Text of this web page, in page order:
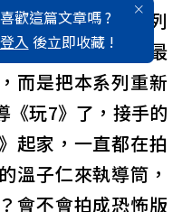
喜歡這篇文章嗎 ?
登入 後立即收藏 !
只是因為這個系列
，或者它是目前最
而是把本系列重新
《玩7》了，接手的
起家，一直都在拍
溫子仁來執導筒，
會不會拍成恐怖版